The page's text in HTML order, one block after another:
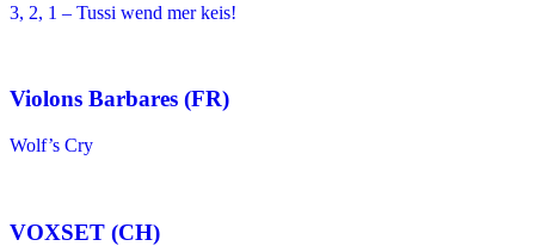
3, 2, 1 – Tussi wend mer keis!
Violons Barbares (FR)
Wolf’s Cry
VOXSET (CH)